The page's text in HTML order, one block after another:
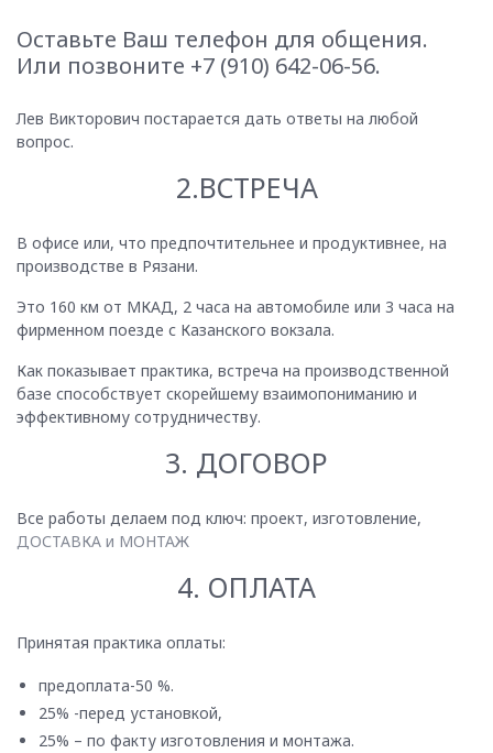
Оставьте Ваш телефон для общения.
Или позвоните +7 (910) 642-06-56.
Лев Викторович постарается дать ответы на любой
вопрос.
2.ВСТРЕЧА
В офисе или, что предпочтительнее и продуктивнее, на
производстве в Рязани.
Это 160 км от МКАД, 2 часа на автомобиле или 3 часа на
фирменном поезде с Казанского вокзала.
Как показывает практика, встреча на производственной
базе способствует скорейшему взаимопониманию и
эффективному сотрудничеству.
3. ДОГОВОР
Все работы делаем под ключ: проект, изготовление,
ДОСТАВКА и МОНТАЖ
4. ОПЛАТА
Принятая практика оплаты:
предоплата-50 %.
25% -перед установкой,
25% – по факту изготовления и монтажа.